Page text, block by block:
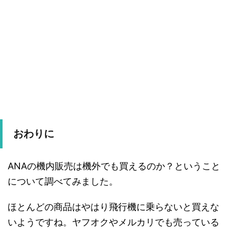
おわりに
ANAの機内販売は機外でも買えるのか？ということ
について調べてみました。
ほとんどの商品はやはり飛行機に乗らないと買えな
いようですね。ヤフオクやメルカリでも売っている